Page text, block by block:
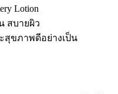
Lotion
สบายผิว
สุขภาพดีอย่างเป็น